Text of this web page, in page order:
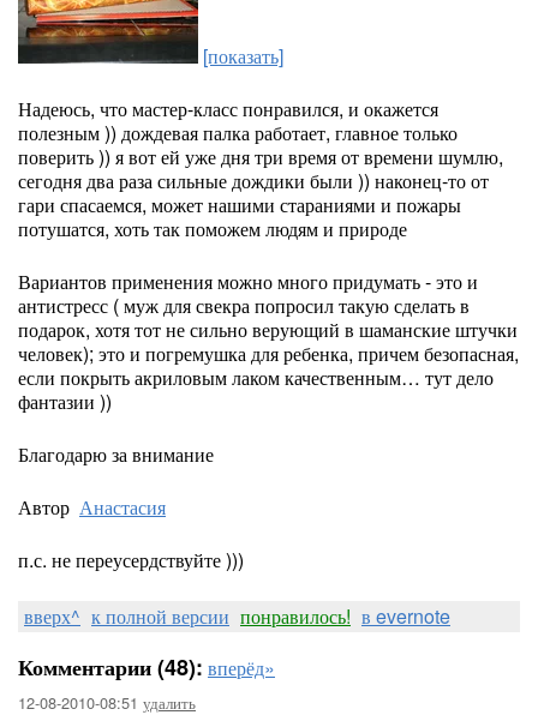
[показать]
Надеюсь, что мастер-класс понравился, и окажется
полезным )) дождевая палка работает, главное только
поверить )) я вот ей уже дня три время от времени шумлю,
сегодня два раза сильные дождики были )) наконец-то от
гари спасаемся, может нашими стараниями и пожары
потушатся, хоть так поможем людям и природе
Вариантов применения можно много придумать - это и
антистресс ( муж для свекра попросил такую сделать в
подарок, хотя тот не сильно верующий в шаманские штучки
человек); это и погремушка для ребенка, причем безопасная,
если покрыть акриловым лаком качественным… тут дело
фантазии ))
Благодарю за внимание
Автор Анастасия
п.с. не переусердствуйте )))
вверх^ к полной версии понравилось! в evernote
Комментарии (48): вперёд»
12-08-2010-08:51 удалить